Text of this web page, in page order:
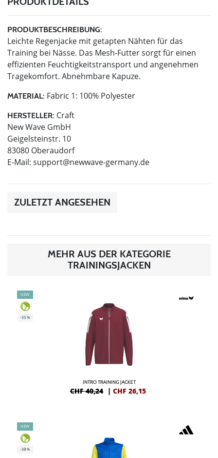
PRODUKTBESCHREIBUNG:
Leichte Regenjacke mit getapten Nähten für das
Training bei Nässe. Das Mesh-Futter sorgt für einen
effizienten Feuchtigkeitstransport und angenehmen
Tragekomfort. Abnehmbare Kapuze.
MATERIAL: Fabric 1: 100% Polyester
HERSTELLER: Craft
New Wave GmbH
Geigelsteinstr. 10
83080 Oberaudorf
E-Mail: support@newwave-germany.de
ZULETZT ANGESEHEN
MEHR AUS DER KATEGORIE
TRAININGSJACKEN
NEW
-35%
INTRO TRAINING JACKET
CHF 40,24 | CHF 26,15
NEW
-38%